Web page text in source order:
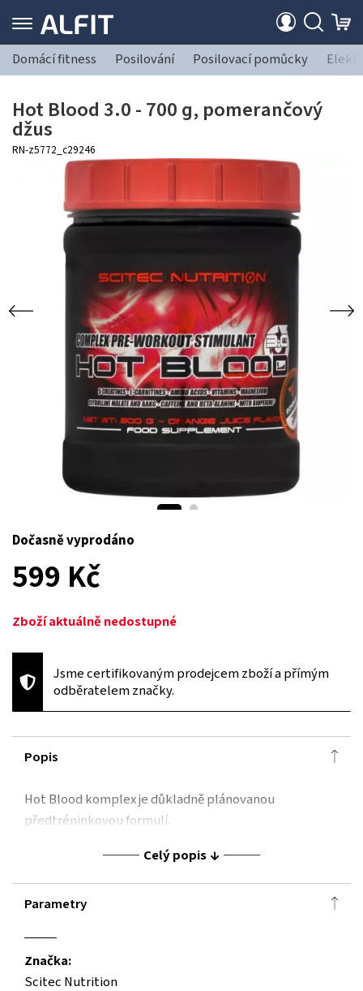
Domácí fitness Posilování Posilovací pomůcky
Hot Blood 3.0 - 700 g, pomerančový
džus
RN-z5772_c29246
Dočasně vyprodáno
599 Kč
Zboží aktuálně nedostupné
Jsme certifikovaným prodejcem zboží a přímým
odběratelem značky.
Popis
Hot Blood komplex je důkladně plánovanou
předtréninkovou formulí.
Celý popis
Parametry
Značka:
Scitec Nutrition